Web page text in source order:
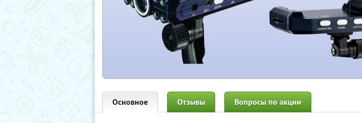
Основное Отзывы Вопросы по акции